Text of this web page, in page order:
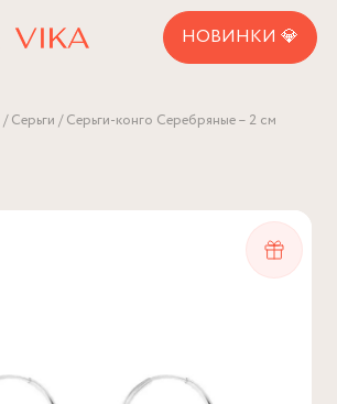
НОВИНКИ 💎
Серьги Серьги-конго Серебряные – 2 см